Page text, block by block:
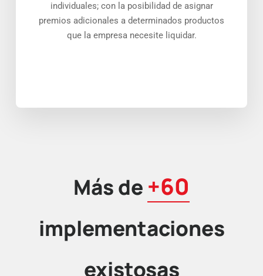
individuales; con la posibilidad de asignar
premios adicionales a determinados productos
que la empresa necesite liquidar.
Más de +60
implementaciones
existosas